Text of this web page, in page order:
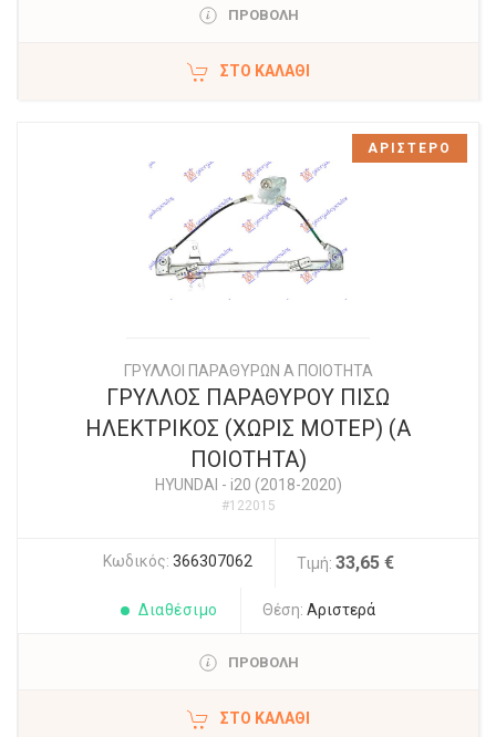
ΠΡΟΒΟΛΗ
ΣΤΟ ΚΑΛΆΘΙ
ΓΡΥΛΛΟΙ ΠΑΡΑΘΥΡΩΝ Α ΠΟΙΟΤΗΤΑ
ΓΡΥΛΛΟΣ ΠΑΡΑΘΥΡΟΥ ΠΙΣΩ
ΗΛΕΚΤΡΙΚΟΣ (ΧΩΡΙΣ ΜΟΤΕΡ) (Α
ΠΟΙΟΤΗΤΑ)
HYUNDAI - i20 (2018-2020)
#122015
Κωδικός: 366307062 Τιμή: 33,65 €
Διαθέσιμο Θέση: Αριστερά
ΠΡΟΒΟΛΗ
ΣΤΟ ΚΑΛΆΘΙ
ΑΡΙΣΤΕΡΟ